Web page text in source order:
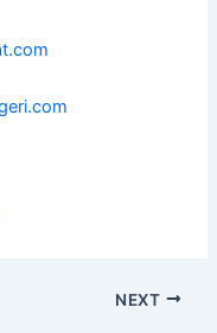
NEXT